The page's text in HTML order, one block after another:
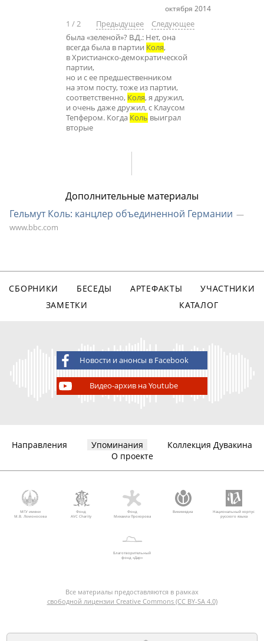
октября 2014
1 /2 Предыдущее
Следующее
была «зеленой»? В.Д.: Нет, она
всегда была в партии Коля,
в Христианско-демократической
партии,
но и с ее предшественником
на этом посту, тоже из партии,
соответственно, Коля, я дружил,
и очень даже дружил, с Клаусом
Тепфером. Когда Коль выиграл
вторые
Дополнительные материалы
Гельмут Коль: канцлер объединенной Германии
www.bbc.com
СБОРНИКИ БЕСЕДЫ АРТЕФАКТЫ
УЧАСТНИКИ
ЗАМЕТКИ
КАТАЛОГ
Новости и анонсы в Facebook
Видео-архив на Youtube
Направления Упоминания
Коллекция Дувакина
О проекте
МГУ имени
М.В. Ломоносова
Фонд
AVC Charity
Фонд
Михаила Прохорова
Викимедиа
Национальный корпус
русского языка
Благотворительный
фонд «Дар»
Все материалы предоставляются в рамках
свободной лицензии Creative Commons (CC BY-SA 4.0)